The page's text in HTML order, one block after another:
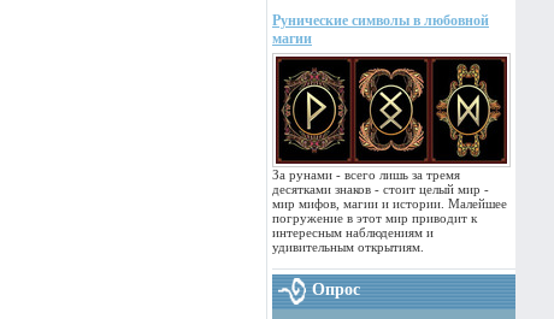
Рунические символы в любовной
магии
За рунами - всего лишь за тремя
десятками знаков - стоит целый мир -
мир мифов, магии и истории. Малейшее
погружение в этот мир приводит к
интересным наблюдениям и
удивительным открытиям.
Опрос